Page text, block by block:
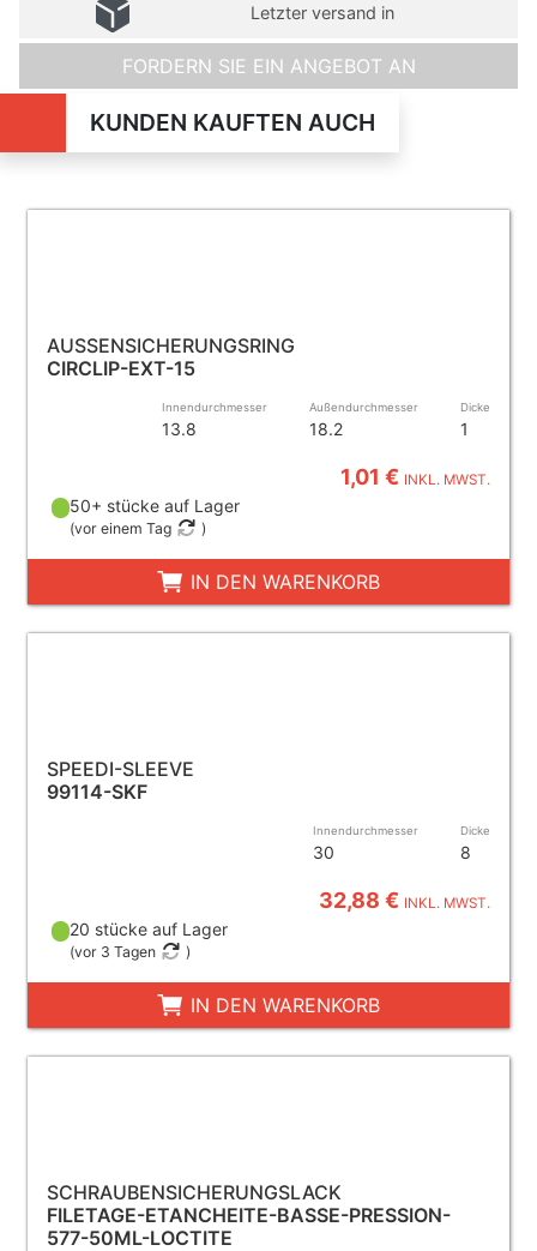
Letzter versand in
FORDERN SIE EIN ANGEBOT AN
KUNDEN KAUFTEN AUCH
AUSSENSICHERUNGSRING
CIRCLIP-EXT-15
Innendurchmesser
13.8
Außendurchmesser
18.2
Dicke
1
1,01 € INKL. MWST.
50+ stücke auf Lager
(vor einem Tag )
IN DEN WARENKORB
SPEEDI-SLEEVE
99114-SKF
Innendurchmesser
30
Dicke
8
32,88 € INKL. MWST.
20 stücke auf Lager
(vor 3 Tagen )
IN DEN WARENKORB
SCHRAUBENSICHERUNGSLACK
FILETAGE-ETANCHEITE-BASSE-PRESSION-
577-50ML-LOCTITE